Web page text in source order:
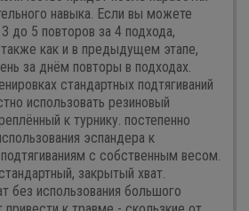
навыка. Если вы можете
до 5 повторов за 4 подхода,
как и в предыдущем этапе,
за днём повторы в подходах.
стандартных подтягиваний
использовать резиновый
к турнику. постепенно
эспандера к
с собственным весом.
закрытый хват.
без использования большого